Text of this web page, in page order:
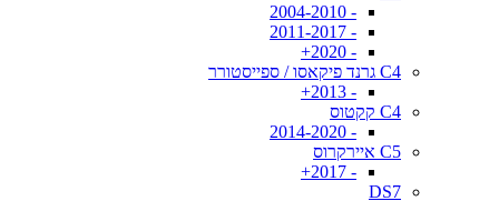
- 2004-2010
- 2011-2017
- 2020+
C4 גרנד פיקאסו / ספייסטורר
- 2013+
C4 קקטוס
- 2014-2020
C5 איירקרוס
- 2017+
DS7